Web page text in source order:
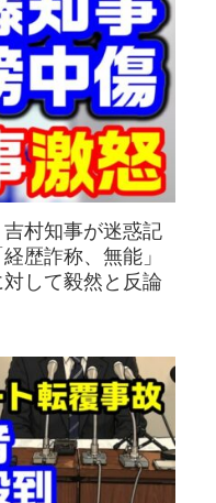
吉村知事が迷惑記
歴詐称、無能」
して毅然と反論